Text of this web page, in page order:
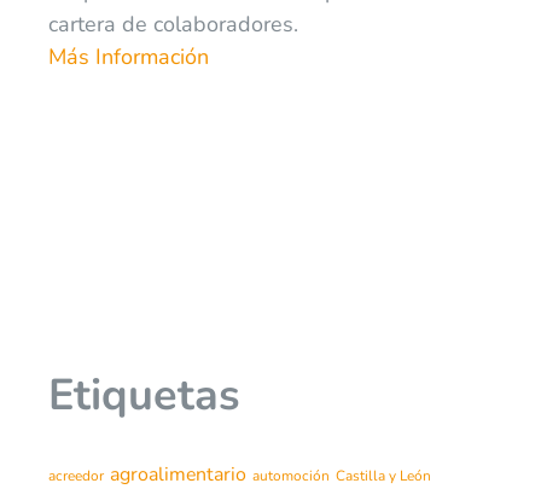
cartera de colaboradores.
Más Información
Etiquetas
acreedor agroalimentario automoción Castilla y León